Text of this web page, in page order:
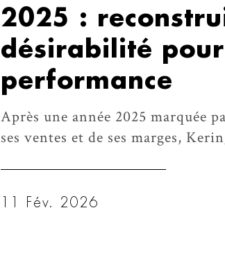
2025 :
désirabilité
performance
Après une année 2025 marquée
ses ventes et de ses marges,
11 Fév. 2026